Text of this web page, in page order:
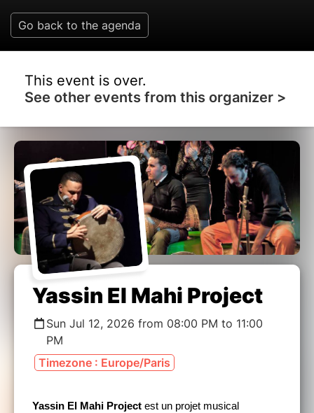
Go back to the agenda
This event is over.
See other events from this organizer >
Yassin El Mahi Project
Sun Jul 12, 2026 from 08:00 PM to 11:00
PM
Timezone : Europe/Paris
Yassin El Mahi Project est un projet musical